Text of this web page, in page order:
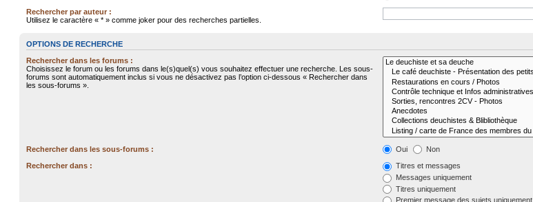
Rechercher par auteur :
Utilisez le caractère « * » comme joker pour des recherches partielles.
OPTIONS DE RECHERCHE
Rechercher dans les forums :
Choisissez le forum ou les forums dans le(s)quel(s) vous souhaitez effectuer une recherche. Les sous-
forums sont automatiquement inclus si vous ne désactivez pas l’option ci-dessous « Rechercher dans
les sous-forums ».
Rechercher dans les sous-forums : Oui Non
Rechercher dans :
Titres et messages
Messages uniquement
Titres uniquement
Premier message des sujets uniquement